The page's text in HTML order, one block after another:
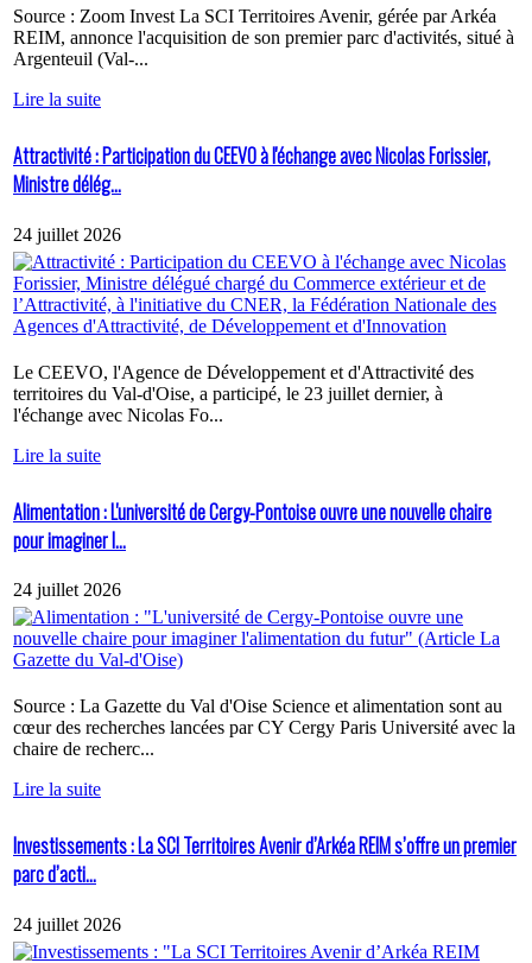
Source : Zoom Invest La SCI Territoires Avenir, gérée par Arkéa
REIM, annonce l'acquisition de son premier parc d'activités, situé à
Argenteuil (Val-...
Lire la suite
Attractivité : Participation du CEEVO à l'échange avec Nicolas Forissier,
Ministre délég...
24 juillet 2026
Le CEEVO, l'Agence de Développement et d'Attractivité des
territoires du Val-d'Oise, a participé, le 23 juillet dernier, à
l'échange avec Nicolas Fo...
Lire la suite
Alimentation : L'université de Cergy-Pontoise ouvre une nouvelle chaire
pour imaginer l...
24 juillet 2026
Source : La Gazette du Val d'Oise Science et alimentation sont au
cœur des recherches lancées par CY Cergy Paris Université avec la
chaire de recherc...
Lire la suite
Investissements : La SCI Territoires Avenir d’Arkéa REIM s’offre un premier
parc d’acti...
24 juillet 2026